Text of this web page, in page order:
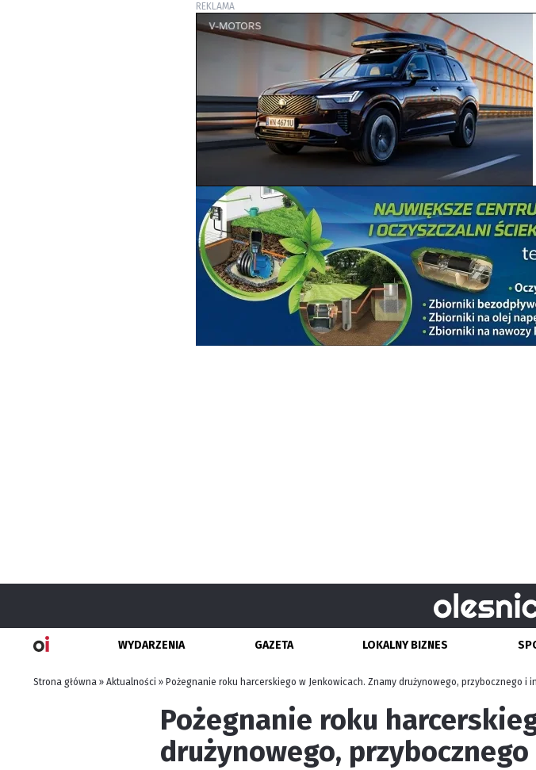
REKLAMA
WYDARZENIA GAZETA LOKALNY BIZNES
Strona główna » Aktualności » Pożegnanie roku harcerskiego w Jenkowicach. Znamy drużynowego, przybocznego i
Pożegnanie roku
drużynowego,